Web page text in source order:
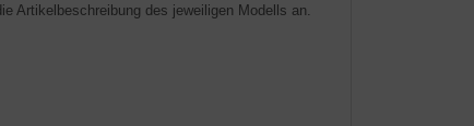
Artikelbeschreibung des jeweiligen Modells an.